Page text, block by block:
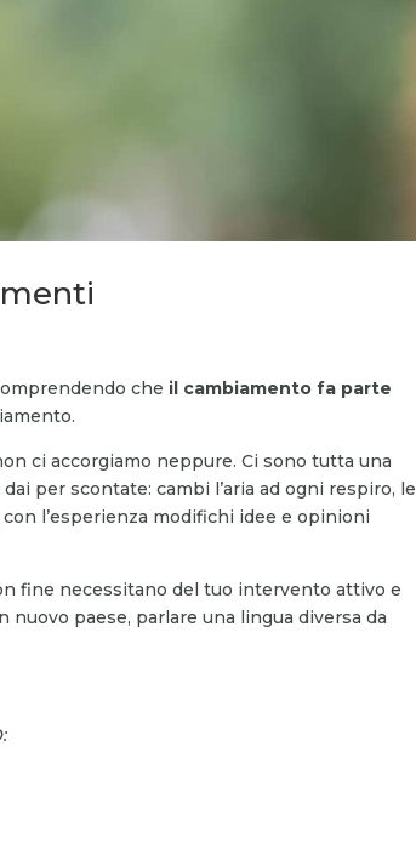
che il cambiamento fa parte
ci accorgiamo neppure. Ci sono tutta una
per scontate: cambi l’aria ad ogni respiro, le
l’esperienza modifichi idee e opinioni
fine necessitano del tuo intervento attivo e
nuovo paese, parlare una lingua diversa da